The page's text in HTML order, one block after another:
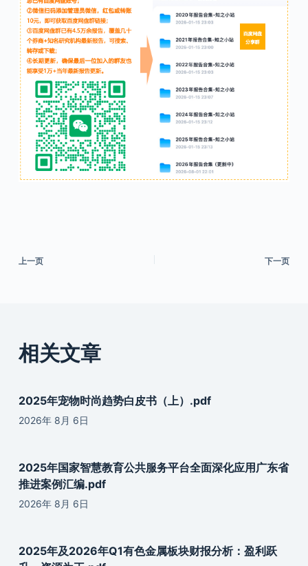
上一页 下一页
相关文章
2025年宠物时尚趋势白皮书（上）.pdf
2026年 8月 6日
2025年国家智慧教育公共服务平台全面深化应用广东省
推进案例汇编.pdf
2026年 8月 6日
2025年及2026年Q1有色金属板块财报分析：盈利跃